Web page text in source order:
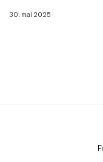
30. mai 2025